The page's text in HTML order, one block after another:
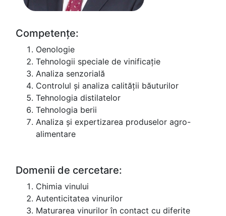
Competențe:
Oenologie
Tehnologii speciale de vinificație
Analiza senzorială
Controlul și analiza calității băuturilor
Tehnologia distilatelor
Tehnologia berii
Analiza și expertizarea produselor agro-
alimentare
Domenii de cercetare:
Chimia vinului
Autenticitatea vinurilor
Maturarea vinurilor în contact cu diferite